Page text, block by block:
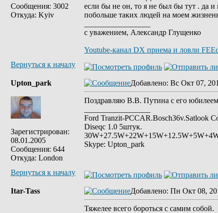
Сообщения: 3002
Откуда: Kyiv
если бы не он, то я не был бы тут . да
побольше таких людей на моем
с уважением, Александр Глущенко
Youtube-канал DX приема и ловли
Вернуться к началу
Upton_park
Зарегистрирован:
08.01.2005
Сообщения: 644
Откуда: London
Добавлено: Вс Окт 07,
Поздравляю В.В. Путина с его
Ford Tranzit-PCCAR.Bosch36v.Satlook
Diseqc 1.0 5штук.
Skype: Upton_park
Вернуться к началу
Itar-Tass Добавлено: Пн Окт 08,
Тяжелее всего бороться с самим собой.